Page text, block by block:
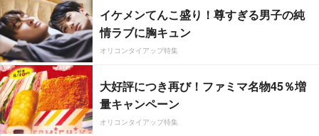
イケメンてんこ盛り！尊すぎる男子の純
情ラブに胸キュン
オリコンタイアップ特集
大好評につき再び！ファミマ名物45％増
量キャンペーン
オリコンタイアップ特集